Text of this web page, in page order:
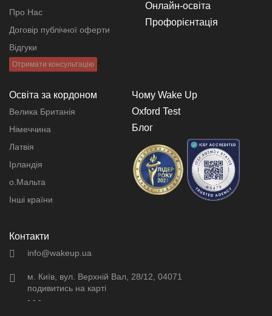
Про Нас
Договір публічної оферти
Відгуки
Отримати консультацію
Онлайн-освіта
Профорієнтація
Освіта за кордоном
Велика Британія
Німеччина
Латвія
Ірландія
о.Мальта
Інші країни
Чому Wake Up
Oxford Test
Блог
Контакти
info@wakeup.ua
м. Київ, вул. Верхній Вал, 28/12, 04071
подивитись на карті
- - -